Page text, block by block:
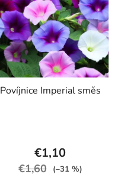
Povíjnice Imperial směs
€1,10
€1,60 (–31 %)